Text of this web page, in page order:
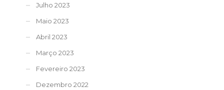
Julho 2023
Maio 2023
Abril 2023
Março 2023
Fevereiro 2023
Dezembro 2022